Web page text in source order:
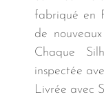
fabriqué en
de
Chaque
inspectée
Livrée avec